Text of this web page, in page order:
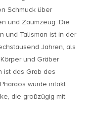
Schmuck über
und Zaumzeug. Die
und Talisman ist in der
Jahren, als
und Gräber
ist das Grab des
wurde intakt
die großzügig mit